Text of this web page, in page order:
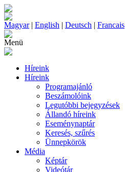
Magyar| English | Deutsch | Francais
Menü
Híreink
Híreink
Programajánló
Beszámolóink
Legutóbbi bejegyzések
Állandó híreink
Eseménynaptár
Keresés, szűrés
Ünnepkörök
Média
Képtár
Videótár